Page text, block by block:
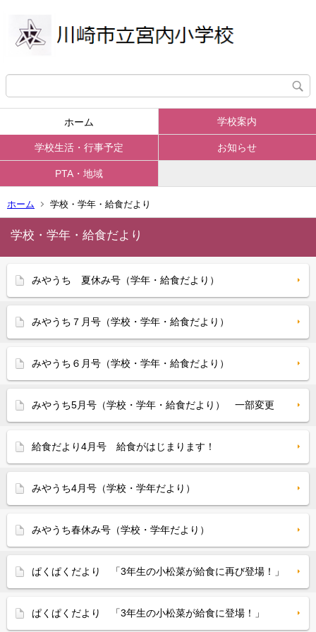
ホーム 学校案内
学校生活・行事予定 お知らせ
PTA・地域
ホーム 学校・学年・給食だより
学校・学年・給食だより
みやうち 夏休み号（学年・給食だより）
みやうち７月号（学校・学年・給食だより）
みやうち６月号（学校・学年・給食だより）
みやうち5月号（学校・学年・給食だより） 一部変更
給食だより4月号 給食がはじまります！
みやうち4月号（学校・学年だより）
みやうち春休み号（学校・学年だより）
ぱくぱくだより 「3年生の小松菜が給食に再び登場！」
ぱくぱくだより 「3年生の小松菜が給食に登場！」